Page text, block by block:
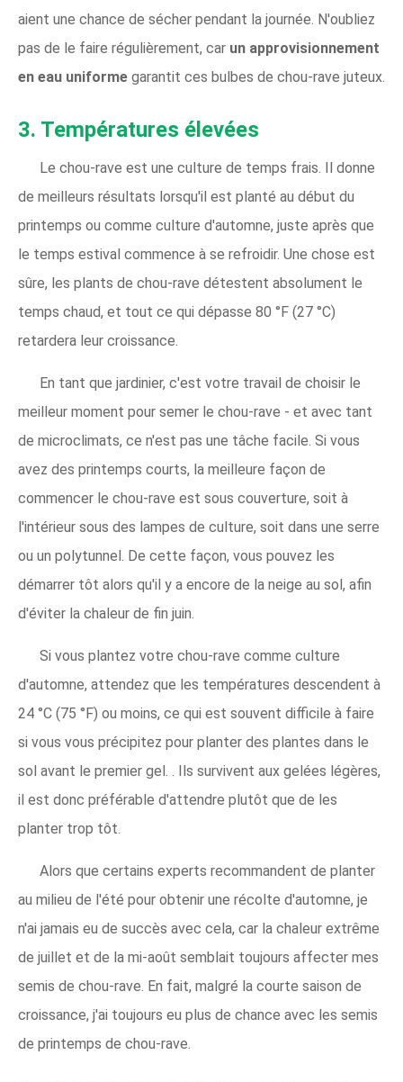
aient une chance de sécher pendant la journée. N'oubliez
pas de le faire régulièrement, car un approvisionnement
en eau uniforme garantit ces bulbes de chou-rave juteux.
3. Températures élevées
Le chou-rave est une culture de temps frais. Il donne
de meilleurs résultats lorsqu'il est planté au début du
printemps ou comme culture d'automne, juste après que
le temps estival commence à se refroidir. Une chose est
sûre, les plants de chou-rave détestent absolument le
temps chaud, et tout ce qui dépasse 80 °F (27 °C)
retardera leur croissance.
En tant que jardinier, c'est votre travail de choisir le
meilleur moment pour semer le chou-rave - et avec tant
de microclimats, ce n'est pas une tâche facile. Si vous
avez des printemps courts, la meilleure façon de
commencer le chou-rave est sous couverture, soit à
l'intérieur sous des lampes de culture, soit dans une serre
ou un polytunnel. De cette façon, vous pouvez les
démarrer tôt alors qu'il y a encore de la neige au sol, afin
d'éviter la chaleur de fin juin.
Si vous plantez votre chou-rave comme culture
d'automne, attendez que les températures descendent à
24 °C (75 °F) ou moins, ce qui est souvent difficile à faire
si vous vous précipitez pour planter des plantes dans le
sol avant le premier gel. . Ils survivent aux gelées légères,
il est donc préférable d'attendre plutôt que de les
planter trop tôt.
Alors que certains experts recommandent de planter
au milieu de l'été pour obtenir une récolte d'automne, je
n'ai jamais eu de succès avec cela, car la chaleur extrême
de juillet et de la mi-août semblait toujours affecter mes
semis de chou-rave. En fait, malgré la courte saison de
croissance, j'ai toujours eu plus de chance avec les semis
de printemps de chou-rave.